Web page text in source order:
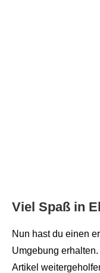
Viel Spaß in
Nun hast du einen
Umgebung
Artikel